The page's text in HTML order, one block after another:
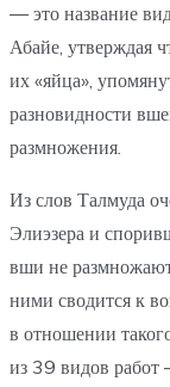
— это название
Абайе, утверждая
их «яйца»,
разновидности
размножения.
Из слов Талмуда
Элиэзера и
вши не
ними сводится к
в отношении
из 39 видов